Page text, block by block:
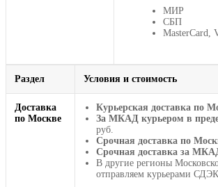
МИР
СБП
MasterCard,
Раздел Условия и стоимость
Доставка
по Москве
Курьерская доставка по
За МКАД курьером в
руб.
Срочная доставка по
Срочная доставка за
В другие регионы
отправляем курьерами СДЭК.